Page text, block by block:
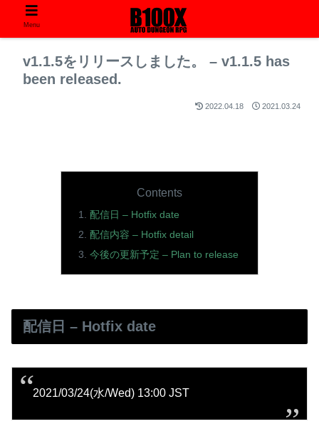
v1.1.5をリリースしました。 – v1.1.5 has
been released.
2022.04.18 2021.03.24
Contents
配信日 – Hotfix date
配信内容 – Hotfix detail
今後の更新予定 – Plan to release
配信日 – Hotfix date
2021/03/24(水/Wed) 13:00 JST
Menu